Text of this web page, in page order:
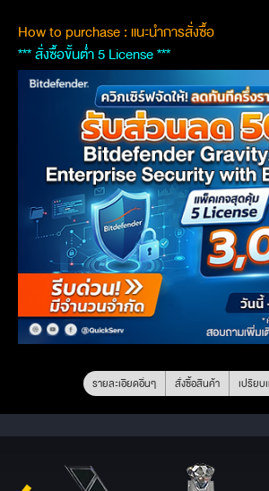
How to purchase : แนะนำการสั่งซื้อ
*** สั่งซื้อขั้นต่ำ 5 License ***
รายละเอียดอื่นๆ สั่งซื้อสินค้า เปรียบ